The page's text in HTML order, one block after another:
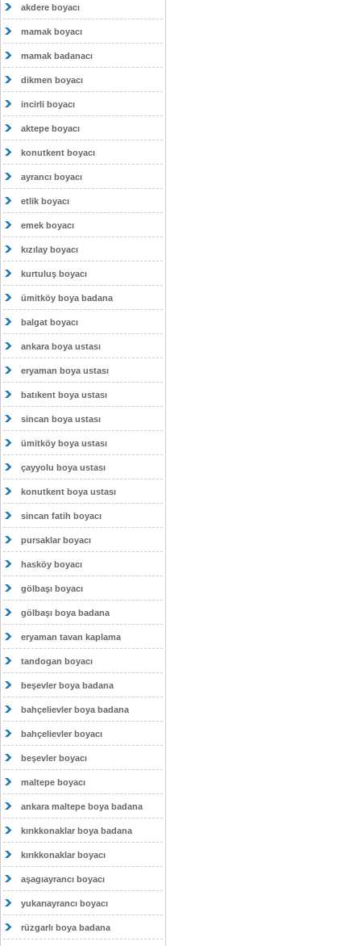
akdere boyacı
mamak boyacı
mamak badanacı
dikmen boyacı
incirli boyacı
aktepe boyacı
konutkent boyacı
ayrancı boyacı
etlik boyacı
emek boyacı
kızılay boyacı
kurtuluş boyacı
ümitköy boya badana
balgat boyacı
ankara boya ustası
eryaman boya ustası
batıkent boya ustası
sincan boya ustası
ümitköy boya ustası
çayyolu boya ustası
konutkent boya ustası
sincan fatih boyacı
pursaklar boyacı
hasköy boyacı
gölbaşı boyacı
gölbaşı boya badana
eryaman tavan kaplama
tandogan boyacı
beşevler boya badana
bahçelievler boya badana
bahçelievler boyacı
beşevler boyacı
maltepe boyacı
ankara maltepe boya badana
kırıkkonaklar boya badana
kırıkkonaklar boyacı
aşagıayrancı boyacı
yukarıayrancı boyacı
rüzgarlı boya badana